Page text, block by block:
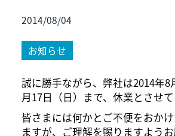
2014/08/04
お知らせ
誠に勝手ながら、弊社は2014年8
月17日（日）まで、休業とさせて
皆さまには何かとご不便をおか
ますが、ご理解を賜りますよう